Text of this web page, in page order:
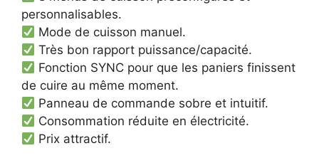
personnalisables.
Mode de cuisson manuel.
Très bon rapport puissance/capacité.
Fonction SYNC pour que les paniers finissent
de cuire au même moment.
Panneau de commande sobre et intuitif.
Consommation réduite en électricité.
Prix attractif.